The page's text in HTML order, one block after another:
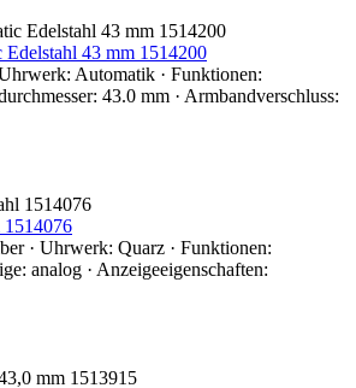
43 mm 1514200
Automatik · Funktionen:
43.0 mm · Armbandverschluss:
1514076
· Uhrwerk: Quarz · Funktionen:
analog · Anzeigeeigenschaften: